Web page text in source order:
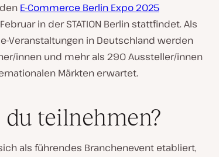
E-Commerce Berlin Expo 2025
in der STATION Berlin stattfindet. Als
Veranstaltungen in Deutschland werden
innen und mehr als 290 Aussteller/innen
Märkten erwartet.
teilnehmen?
als führendes Branchenevent etabliert,